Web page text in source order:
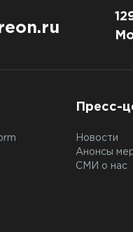
Пресс-
Новости
Анонсы
СМИ о нас